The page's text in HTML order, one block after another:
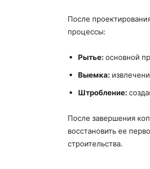
После
процессы:
Рытье: основной
Выемка:
Штробление:
После завершения
восстановить ее
строительства.